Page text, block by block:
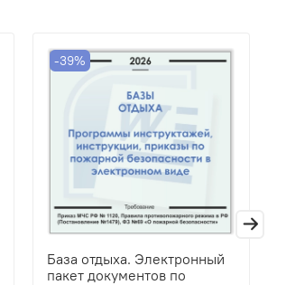
-39%
База отдыха. Электронный
пакет документов по